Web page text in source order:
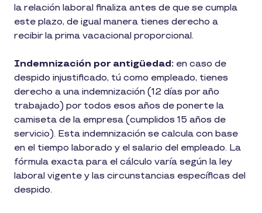
la relación laboral finaliza antes de que se cumpla
este plazo, de igual manera tienes derecho a
recibir la prima vacacional proporcional.
Indemnización por antigüedad: en caso de
despido injustificado, tú como empleado, tienes
derecho a una indemnización (12 días por año
trabajado) por todos esos años de ponerte la
camiseta de la empresa (cumplidos 15 años de
servicio). Esta indemnización se calcula con base
en el tiempo laborado y el salario del empleado. La
fórmula exacta para el cálculo varía según la ley
laboral vigente y las circunstancias específicas del
despido.